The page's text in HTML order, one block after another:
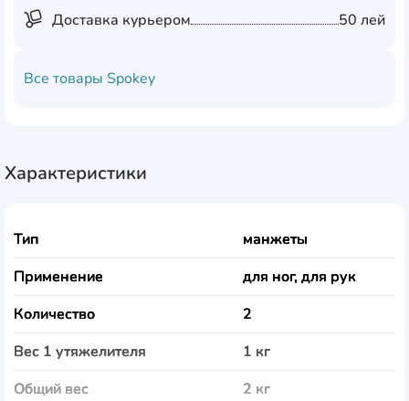
Доставка курьером 50 лей
Все товары Spokey
Характеристики
Тип
манжеты
Применение
для ног, для рук
Количество
2
Вес 1 утяжелителя
1 кг
Общий вес
2 кг